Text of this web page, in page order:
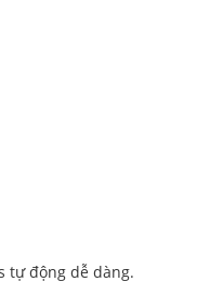
tự động dễ dàng.